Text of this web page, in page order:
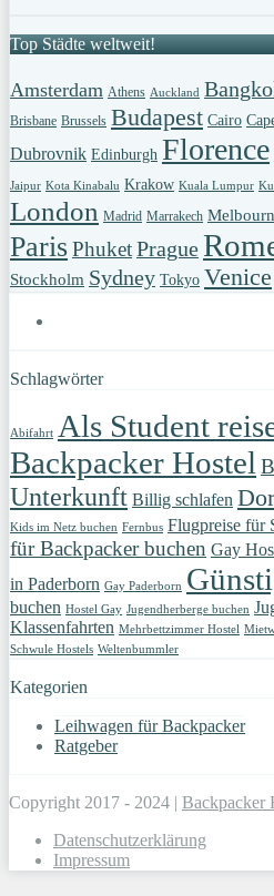
Top Städte weltweit!
Amsterdam Athens Auckland
Brisbane Brussels Budapest Cairo
Dubrovnik Edinburgh Florence
Jaipur Kota Kinabalu Krakow Kuala Lumpur
London Madrid Marrakech
ParisPhuketPrague
Stockholm Sydney Tokyo Venice
Schlagwörter
Abifahrt Als Student
Backpacker Hostel
Unterkunft Billig schlafen
Kids im Netz buchen Fernbus Flugpreise für
für Backpacker buchen Gay
in Paderborn Gay Paderborn
buchen Hostel Gay Jugendherberge buchen
Klassenfahrten Mehrbettzimmer Hostel
Schwule Hostels Weltenbummler
Kategorien
Leihwagen für Backpacker
Ratgeber
Copyright 2017 - 2024 | Backpacker
Datenschutzerklärung
Impressum